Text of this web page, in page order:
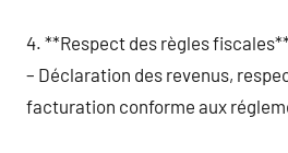
4. **Respect des règles
– Déclaration des revenus,
facturation conforme aux